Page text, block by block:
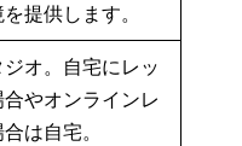
提供します。
オ。自宅にレッ
やオンラインレ
は自宅。